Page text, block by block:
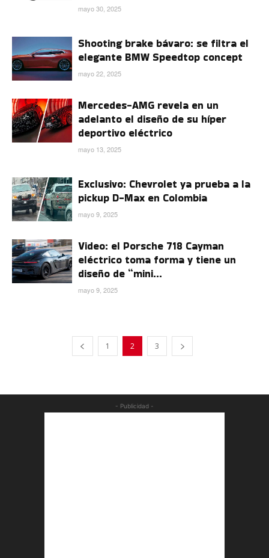
mayo 30, 2025
Shooting brake bávaro: se filtra el
elegante BMW Speedtop concept
mayo 22, 2025
Mercedes-AMG revela en un
adelanto el diseño de su híper
deportivo eléctrico
mayo 13, 2025
Exclusivo: Chevrolet ya prueba a la
pickup D-Max en Colombia
mayo 9, 2025
Video: el Porsche 718 Cayman
eléctrico toma forma y tiene un
diseño de “mini...
mayo 9, 2025
1 2 3
- Publicidad -